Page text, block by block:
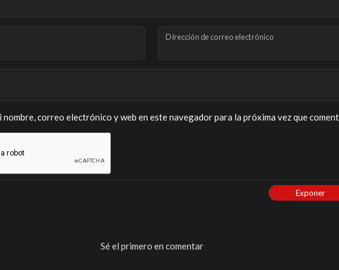
Dirección de correo electrónico
nombre, correo electrónico y web en este navegador para la próxima vez que
Exponer
Sé el primero en comentar